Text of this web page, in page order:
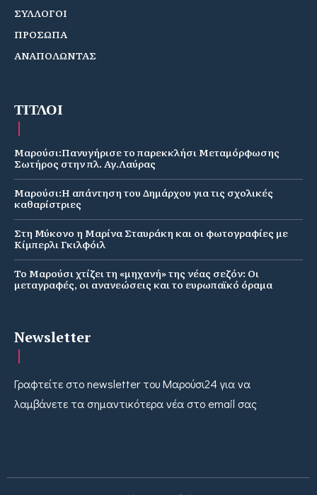
ΣΥΛΛΟΓΟΙ
ΠΡΟΣΩΠΑ
ΑΝΑΠΟΛΩΝΤΑΣ
ΤΙΤΛΟΙ
Μαρούσι:Πανυγήρισε το παρεκκλήσι Μεταμόρφωσης
Σωτήρος στην πλ. Αγ.Λαύρας
Μαρούσι:Η απάντηση του Δημάρχου για τις σχολικές
καθαρίστριες
Στη Μύκονο η Μαρίνα Σταυράκη και οι φωτογραφίες με
Κίμπερλι Γκιλφόιλ
Το Μαρούσι χτίζει τη «μηχανή» της νέας σεζόν: Οι
μεταγραφές, οι ανανεώσεις και το ευρωπαϊκό όραμα
Newsletter
Γραφτείτε στο newsletter του Μαρούσι24 για να
λαμβάνετε τα σημαντικότερα νέα στο email σας